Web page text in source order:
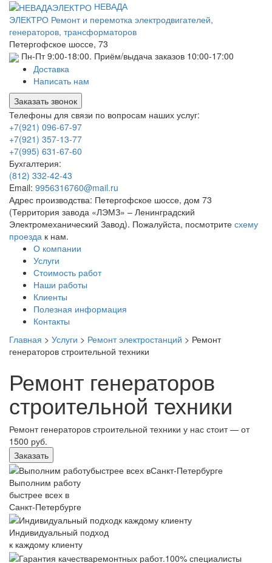
НЕВАДА
ЭЛЕКТРО Ремонт и перемотка электродвигателей,
генераторов, трансформаторов
Петергофское шоссе, 73
Пн-Пт 9:00-18:00. Приём/выдача заказов 10:00-17:00
Доставка
Написать нам
Заказать звонок
Телефоны для связи по вопросам наших услуг:
+7(921) 096-67-97
+7(921) 357-13-77
+7(995) 631-67-60
Бухгалтерия:
(812) 332-42-43
Email: 9956316760@mail.ru
Адрес производства: Петергофское шоссе, дом 73
(Территория завода «ЛЭМЗ» – Ленинградский
Электромеханический Завод). Пожалуйста, посмотрите схему
проезда к нам.
О компании
Услуги
Стоимость работ
Наши работы
Клиенты
Полезная информация
Контакты
Главная > Услуги > Ремонт электростанций > Ремонт
генераторов строительной техники
Ремонт генераторов
строительной техники
Ремонт генераторов строительной техники у нас стоит — от
1500 руб.
Заказать
Выполним работу
быстрее всех в
Санкт-Петербурге
Индивидуальный подход
к каждому клиенту